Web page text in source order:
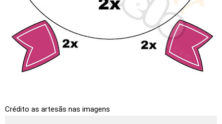
Crédito as artesãs nas imagens